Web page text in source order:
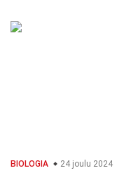
BIOLOGIA 24 joulu 2024